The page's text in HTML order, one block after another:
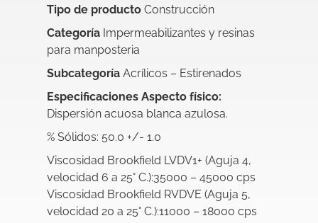
Tipo de producto Construcción
Categoría Impermeabilizantes y resinas
para manposteria
Subcategoría Acrílicos – Estirenados
Especificaciones Aspecto físico:
Dispersión acuosa blanca azulosa.
% Sólidos: 50.0 +/- 1.0
Viscosidad Brookfield LVDV1+ (Aguja 4,
velocidad 6 a 25° C.):35000 – 45000 cps
Viscosidad Brookfield RVDVE (Aguja 5,
velocidad 20 a 25° C.):11000 – 18000 cps